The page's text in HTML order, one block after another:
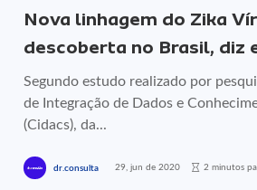
Nova linhagem do Zika
descoberta no Brasil, diz
Segundo estudo realizado por
de Integração de Dados e
(Cidacs), da...
dr.consulta 29, jun de 2020 2 minutos